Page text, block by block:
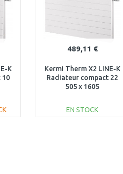
K
10
489,11 €
Kermi Therm X2 LINE-K
Radiateur compact 22
505 x 1605
EN STOCK